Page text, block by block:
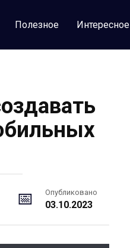
Полезное Интересное
Опубликовано
03.10.2023